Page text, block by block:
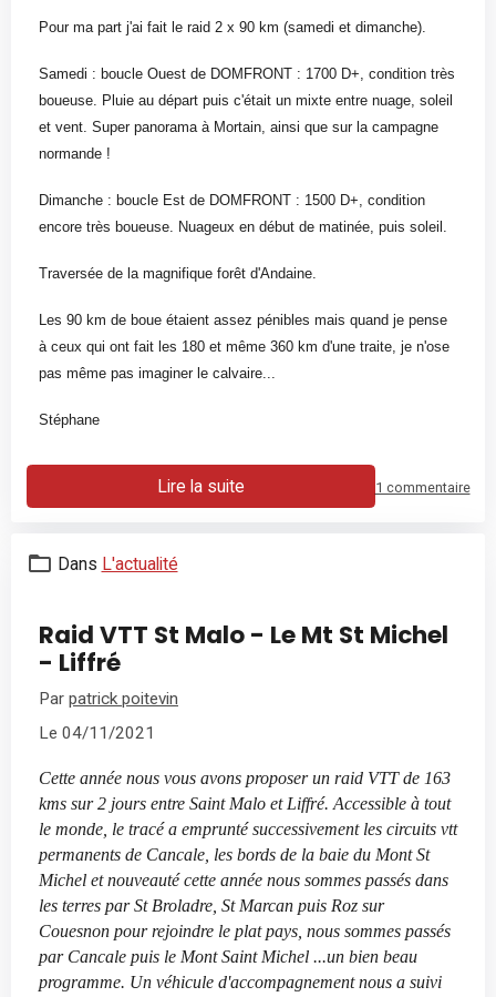
Pour ma part j'ai fait le raid 2 x 90 km (samedi et dimanche).
Samedi : boucle Ouest de DOMFRONT : 1700 D+, condition très
boueuse. Pluie au départ puis c'était un mixte entre nuage, soleil
et vent. Super panorama à Mortain, ainsi que sur la campagne
normande !
Dimanche : boucle Est de DOMFRONT : 1500 D+, condition
encore très boueuse. Nuageux en début de matinée, puis soleil.
Traversée de la magnifique forêt d'Andaine.
Les 90 km de boue étaient assez pénibles mais quand je pense
à ceux qui ont fait les 180 et même 360 km d'une traite, je n'ose
pas même pas imaginer le calvaire...
Stéphane
Lire la suite 1 commentaire
Dans L'actualité
Raid VTT St Malo - Le Mt St Michel
- Liffré
Par patrick poitevin
Le 04/11/2021
Cette année nous vous avons proposer un raid VTT de 163
kms sur 2 jours entre Saint Malo et Liffré. Accessible à tout
le monde, le tracé a emprunté successivement les circuits vtt
permanents de Cancale, les bords de la baie du Mont St
Michel et nouveauté cette année nous sommes passés dans
les terres par St Broladre, St Marcan puis Roz sur
Couesnon pour rejoindre le plat pays, nous sommes passés
par Cancale puis le Mont Saint Michel ...un bien beau
programme. Un véhicule d'accompagnement nous a suivi